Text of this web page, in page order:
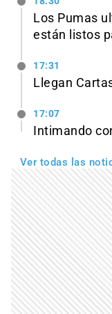
Los Pumas
están listos
17:31
Llegan
17:07
Intimando
Ver todas las